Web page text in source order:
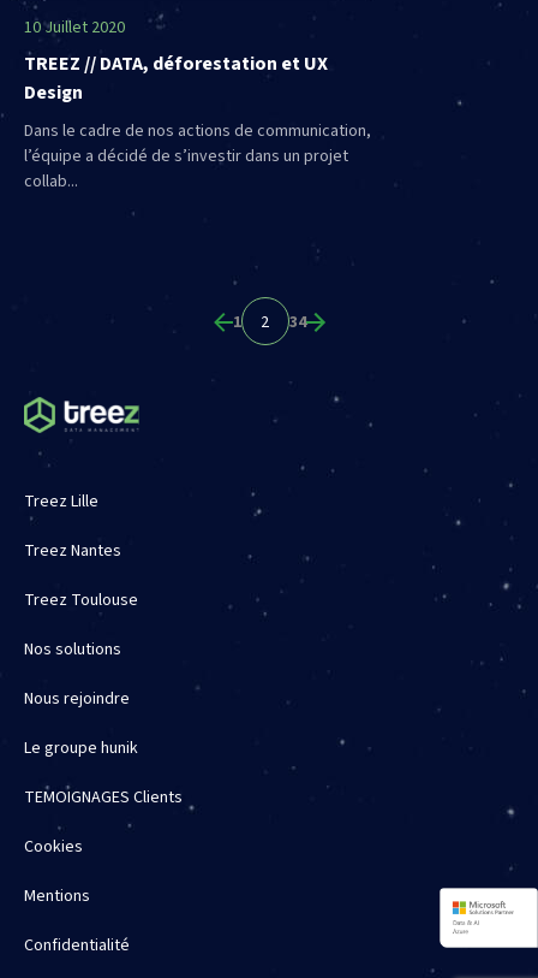
10 Juillet 2020
TREEZ // DATA, déforestation et UX
Design
Dans le cadre de nos actions de communication,
l’équipe a décidé de s’investir dans un projet
collab...
1 2 34
Treez Lille
Treez Nantes
Treez Toulouse
Nos solutions
Nous rejoindre
Le groupe hunik
TEMOIGNAGES Clients
Cookies
Mentions
Confidentialité